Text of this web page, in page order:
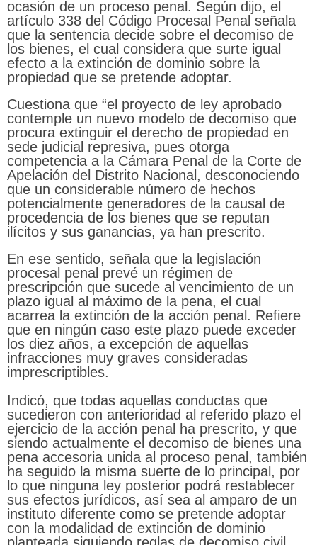
ocasión de un proceso penal. Según dijo, el
artículo 338 del Código Procesal Penal señala
que la sentencia decide sobre el decomiso de
los bienes, el cual considera que surte igual
efecto a la extinción de dominio sobre la
propiedad que se pretende adoptar.
Cuestiona que “el proyecto de ley aprobado
contemple un nuevo modelo de decomiso que
procura extinguir el derecho de propiedad en
sede judicial represiva, pues otorga
competencia a la Cámara Penal de la Corte de
Apelación del Distrito Nacional, desconociendo
que un considerable número de hechos
potencialmente generadores de la causal de
procedencia de los bienes que se reputan
ilícitos y sus ganancias, ya han prescrito.
En ese sentido, señala que la legislación
procesal penal prevé un régimen de
prescripción que sucede al vencimiento de un
plazo igual al máximo de la pena, el cual
acarrea la extinción de la acción penal. Refiere
que en ningún caso este plazo puede exceder
los diez años, a excepción de aquellas
infracciones muy graves consideradas
imprescriptibles.
Indicó, que todas aquellas conductas que
sucedieron con anterioridad al referido plazo el
ejercicio de la acción penal ha prescrito, y que
siendo actualmente el decomiso de bienes una
pena accesoria unida al proceso penal, también
ha seguido la misma suerte de lo principal, por
lo que ninguna ley posterior podrá restablecer
sus efectos jurídicos, así sea al amparo de un
instituto diferente como se pretende adoptar
con la modalidad de extinción de dominio